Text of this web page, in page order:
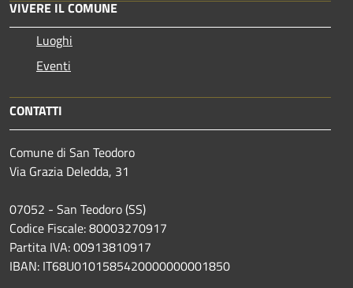
VIVERE IL COMUNE
Luoghi
Eventi
CONTATTI
Comune di San Teodoro
Via Grazia Deledda, 31
07052 - San Teodoro (SS)
Codice Fiscale: 80003270917
Partita IVA: 00913810917
IBAN: IT68U0101585420000000001850